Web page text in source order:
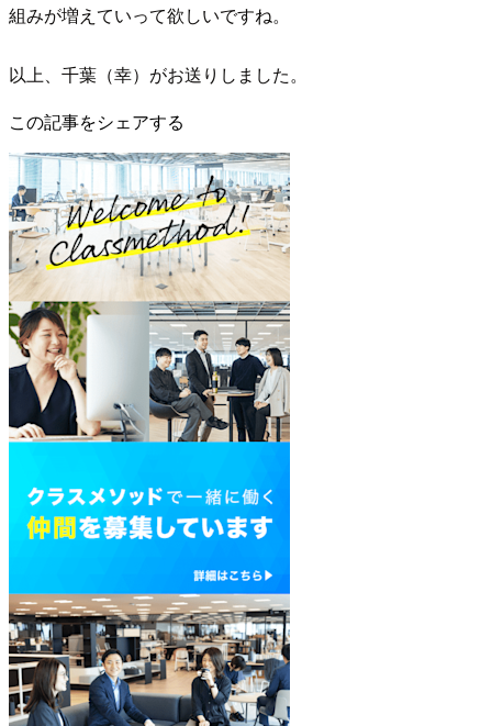
組みが増えていって欲しいですね。
以上、千葉（幸）がお送りしました。
この記事をシェアする